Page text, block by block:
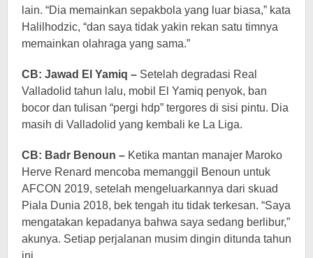
lain. “Dia memainkan sepakbola yang luar biasa,” kata
Halilhodzic, “dan saya tidak yakin rekan satu timnya
memainkan olahraga yang sama.”
CB: Jawad El Yamiq – Setelah degradasi Real
Valladolid tahun lalu, mobil El Yamiq penyok, ban
bocor dan tulisan “pergi hdp” tergores di sisi pintu. Dia
masih di Valladolid yang kembali ke La Liga.
CB: Badr Benoun – Ketika mantan manajer Maroko
Herve Renard mencoba memanggil Benoun untuk
AFCON 2019, setelah mengeluarkannya dari skuad
Piala Dunia 2018, bek tengah itu tidak terkesan. “Saya
mengatakan kepadanya bahwa saya sedang berlibur,”
akunya. Setiap perjalanan musim dingin ditunda tahun
ini.